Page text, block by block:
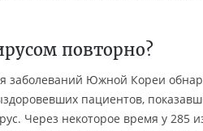
повторно?
заболеваний Южной Кореи
пациентов,
Через некоторое время у 285